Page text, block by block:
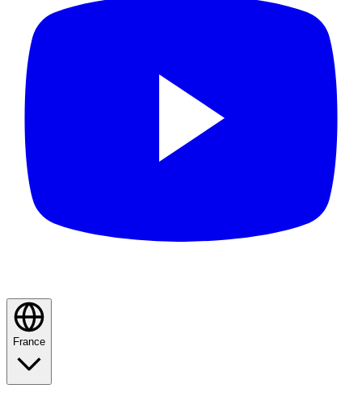
France